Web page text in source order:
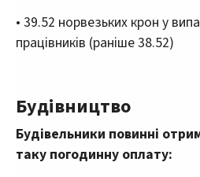
• 39.52 норвезьких крон у
працівників (раніше 38.52)
Будівництво
Будівельники повинні
таку погодинну оплату: